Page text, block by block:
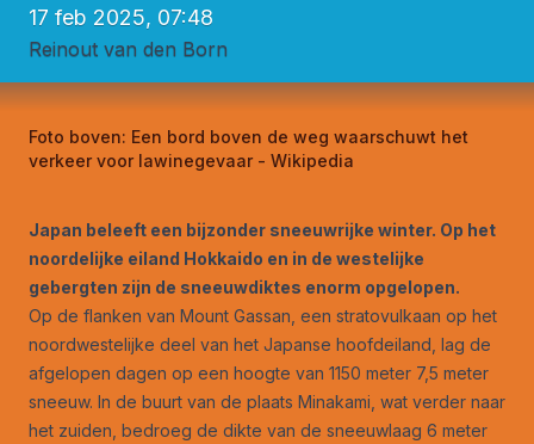
17 feb 2025, 07:48
Reinout van den Born
Foto boven: Een bord boven de weg waarschuwt het
verkeer voor lawinegevaar - Wikipedia
Japan beleeft een bijzonder sneeuwrijke winter. Op het
noordelijke eiland Hokkaido en in de westelijke
gebergten zijn de sneeuwdiktes enorm opgelopen.
Op de flanken van Mount Gassan, een stratovulkaan op het
noordwestelijke deel van het Japanse hoofdeiland, lag de
afgelopen dagen op een hoogte van 1150 meter 7,5 meter
sneeuw. In de buurt van de plaats Minakami, wat verder naar
het zuiden, bedroeg de dikte van de sneeuwlaag 6 meter